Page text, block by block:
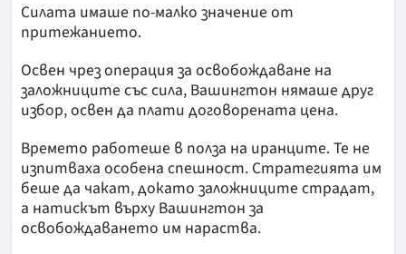
Силата имаше по-малко значение от
притежанието.
Освен чрез операция за освобождаване на
заложниците със сила, Вашингтон нямаше друг
избор, освен да плати договорената цена.
Времето работеше в полза на иранците. Те не
изпитваха особена спешност. Стратегията им
беше да чакат, докато заложниците страдат,
а натискът върху Вашингтон за
освобождаването им нараства.